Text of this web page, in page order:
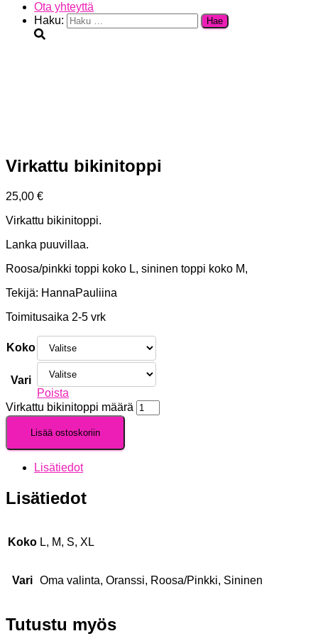
Ota yhteyttä
Haku:
Virkattu bikinitoppi
25,00 €
Virkattu bikinitoppi.
Lanka puuvillaa.
Roosa/pinkki toppi koko L, sininen toppi koko M,
Tekijä: HannaPauliina
Toimitusaika 2-5 vrk
Koko
Vari
Poista
Virkattu bikinitoppi määrä
Lisää ostoskoriin
Lisätiedot
Lisätiedot
Koko L, M, S, XL
Vari Oma valinta, Oranssi, Roosa/Pinkki, Sininen
Tutustu myös